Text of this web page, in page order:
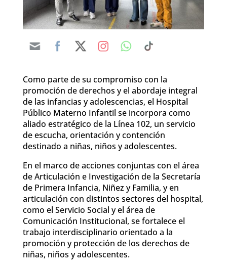
Como parte de su compromiso con la
promoción de derechos y el abordaje integral
de las infancias y adolescencias, el Hospital
Público Materno Infantil se incorpora como
aliado estratégico de la Línea 102, un servicio
de escucha, orientación y contención
destinado a niñas, niños y adolescentes.
En el marco de acciones conjuntas con el área
de Articulación e Investigación de la Secretaría
de Primera Infancia, Niñez y Familia, y en
articulación con distintos sectores del hospital,
como el Servicio Social y el área de
Comunicación Institucional, se fortalece el
trabajo interdisciplinario orientado a la
promoción y protección de los derechos de
niñas, niños y adolescentes.